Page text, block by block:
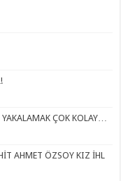
ÇOK KOLAY…
AHMET ÖZSOY KIZ İHL